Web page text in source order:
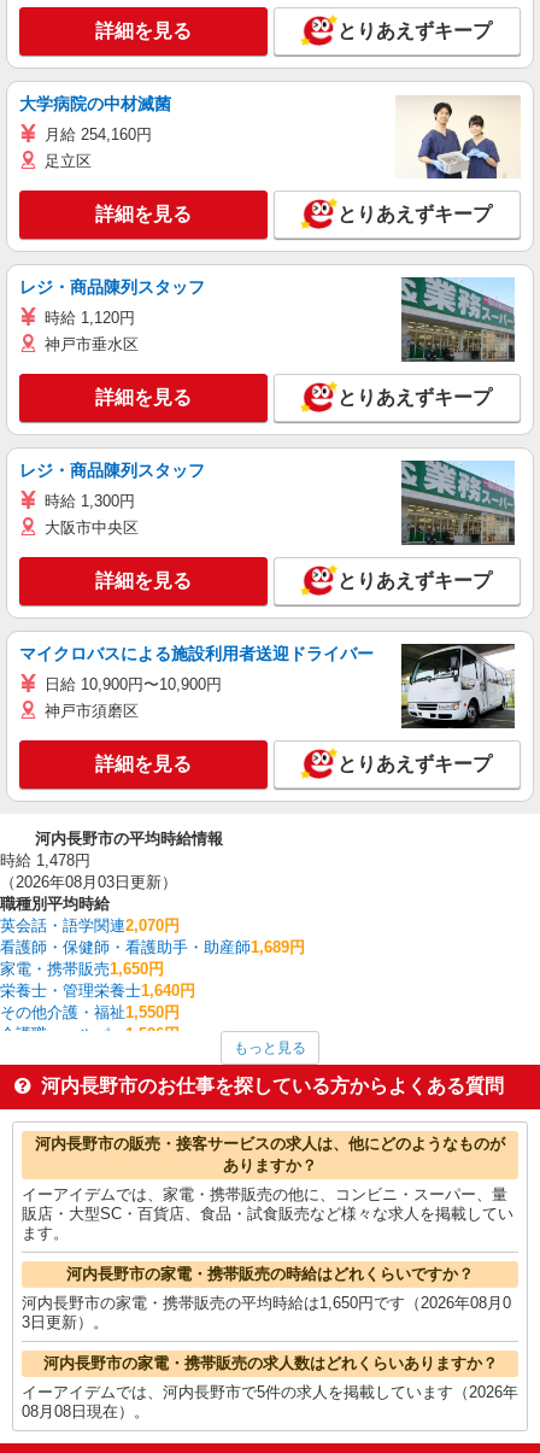
詳細を見る とりあえずキープ
大学病院の中材滅菌
月給 254,160円
足立区
詳細を見る とりあえずキープ
レジ・商品陳列スタッフ
時給 1,120円
神戸市垂水区
詳細を見る とりあえずキープ
レジ・商品陳列スタッフ
時給 1,300円
大阪市中央区
詳細を見る とりあえずキープ
マイクロバスによる施設利用者送迎ドライバー
日給 10,900円〜10,900円
神戸市須磨区
詳細を見る とりあえずキープ
河内長野市の平均時給情報
時給 1,478円
（2026年08月03日更新）
職種別平均時給
英会話・語学関連2,070円
看護師・保健師・看護助手・助産師1,689円
家電・携帯販売1,650円
栄養士・管理栄養士1,640円
その他介護・福祉1,550円
介護職・ヘルパー 1,506円
保育士・保育補助1,446円
梱包・仕分け・ピッキング1,410円
製造・組立・加工1,400円
河内長野市の他の職種の平均時給を見る
もっと見る
河内長野市のお仕事を探している方からよくある質問
河内長野市の販売・接客サービスの求人は、他にどのようなものが
ありますか？
イーアイデムでは、家電・携帯販売の他に、コンビニ・スーパー、量
販店・大型SC・百貨店、食品・試食販売など様々な求人を掲載してい
ます。
河内長野市の家電・携帯販売の時給はどれくらいですか？
河内長野市の家電・携帯販売の平均時給は1,650円です（2026年08月0
3日更新）。
河内長野市の家電・携帯販売の求人数はどれくらいありますか？
イーアイデムでは、河内長野市で5件の求人を掲載しています（2026年
08月08日現在）。